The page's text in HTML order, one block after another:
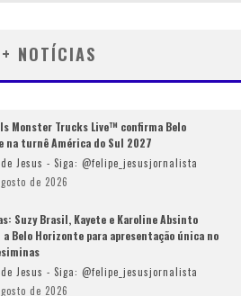
+ NOTÍCIAS
Monster Trucks Live™ confirma Belo
na turnê América do Sul 2027
Jesus - Siga: @felipe_jesusjornalista
de 2026
Suzy Brasil, Kayete e Karoline Absinto
Belo Horizonte para apresentação única no
Jesus - Siga: @felipe_jesusjornalista
de 2026